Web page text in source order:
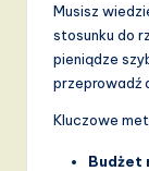
Musisz
stosunku do
pieniądze
przeprowadź
Kluczowe
Budżet